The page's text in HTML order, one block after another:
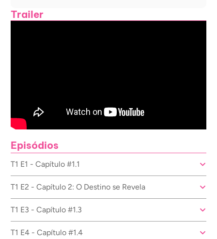
Trailer
Episódios
T1 E1 - Capítulo #1.1
T1 E2 - Capítulo 2: O Destino se Revela
T1 E3 - Capítulo #1.3
T1 E4 - Capítulo #1.4